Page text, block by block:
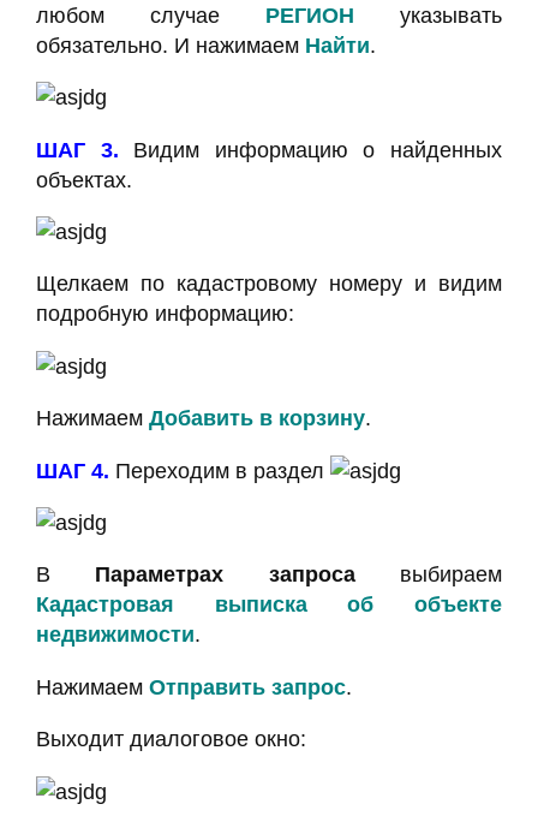
любом случае РЕГИОН указывать
обязательно. И нажимаем Найти.
ШАГ 3. Видим информацию о найденных
объектах.
Щелкаем по кадастровому номеру и видим
подробную информацию:
Нажимаем Добавить в корзину.
ШАГ 4. Переходим в раздел
В Параметрах запросавыбираем
Кадастровая выписка об объекте
недвижимости.
Нажимаем Отправить запрос.
Выходит диалоговое окно: